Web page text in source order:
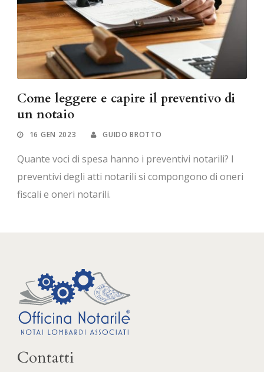
Come leggere e capire il preventivo di
un notaio
16 GEN 2023 GUIDO BROTTO
Quante voci di spesa hanno i preventivi notarili? I
preventivi degli atti notarili si compongono di oneri
fiscali e oneri notarili.
Contatti